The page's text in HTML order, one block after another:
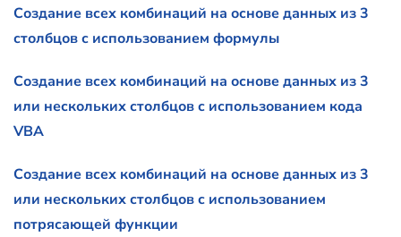
Создание всех комбинаций на основе данных из 3
столбцов с использованием формулы
Создание всех комбинаций на основе данных из 3
или нескольких столбцов с использованием кода
VBA
Создание всех комбинаций на основе данных из 3
или нескольких столбцов с использованием
потрясающей функции